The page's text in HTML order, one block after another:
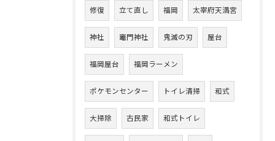
修復 立て直し 福岡 太宰府天満宮
神社 竈門神社 鬼滅の刃 屋台
福岡屋台 福岡ラーメン
ポケモンセンター トイレ清掃 和式
大掃除 古民家 和式トイレ